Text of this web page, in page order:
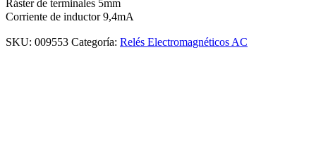
Ráster de terminales 5mm
Corriente de inductor 9,4mA
SKU: 009553 Categoría: Relés Electromagnéticos AC